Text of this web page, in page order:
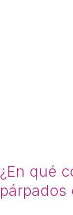
¿En qué
párpados